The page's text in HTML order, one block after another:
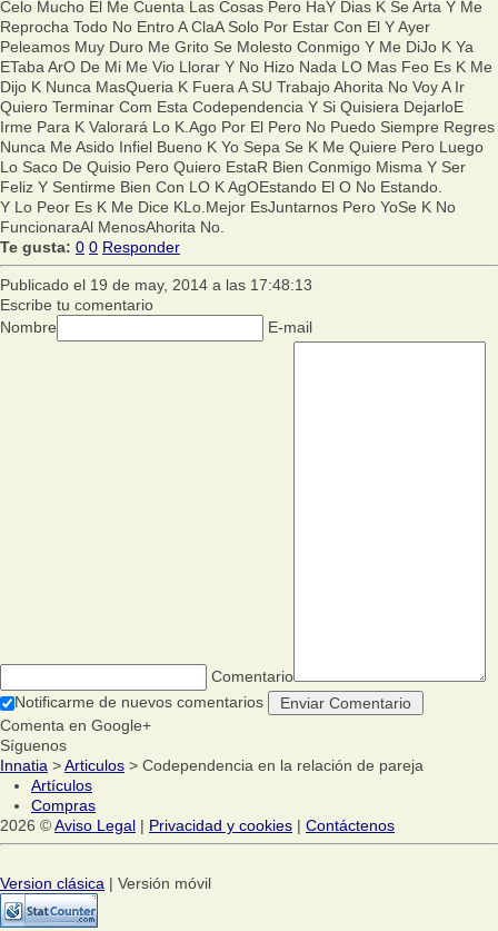
Celo Mucho El Me Cuenta Las Cosas Pero HaY Dias K Se Arta Y Me
Reprocha Todo No Entro A ClaA Solo Por Estar Con El Y Ayer
Peleamos Muy Duro Me Grito Se Molesto Conmigo Y Me DiJo K Ya
ETaba ArO De Mi Me Vio Llorar Y No Hizo Nada LO Mas Feo Es K Me
Dijo K Nunca MasQueria K Fuera A SU Trabajo Ahorita No Voy A Ir
Quiero Terminar Com Esta Codependencia Y Si Quisiera DejarloE
Irme Para K Valorará Lo K.Ago Por El Pero No Puedo Siempre Regres
Nunca Me Asido Infiel Bueno K Yo Sepa Se K Me Quiere Pero Luego
Lo Saco De Quisio Pero Quiero EstaR Bien Conmigo Misma Y Ser
Feliz Y Sentirme Bien Con LO K AgOEstando El O No Estando.
Y Lo Peor Es K Me Dice KLo.Mejor EsJuntarnos Pero YoSe K No
FuncionaraAl MenosAhorita No.
Te gusta: 0 0 Responder
Publicado el 19 de may, 2014 a las 17:48:13
Escribe tu comentario
Nombre
E-mail
Comentario
Notificarme de nuevos comentarios
Comenta en Google+
Síguenos
Innatia >Articulos > Codependencia en la relación de pareja
Artículos
Compras
2026 ©Aviso Legal | Privacidad y cookies | Contáctenos
Version clásica | Versión móvil